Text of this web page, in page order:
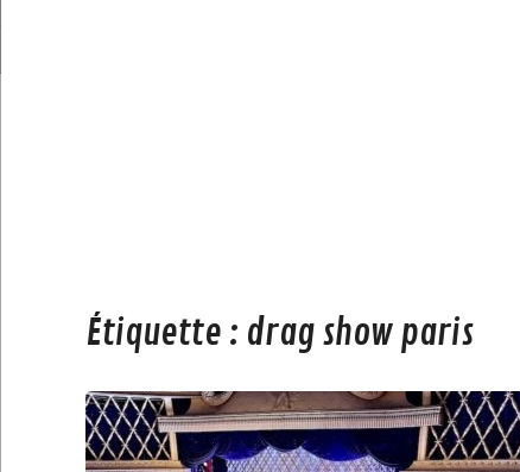
Étiquette : drag show paris